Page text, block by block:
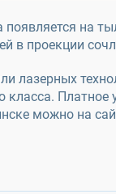
на
в проекции
Платное
можно на